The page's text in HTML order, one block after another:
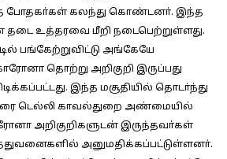
போதகா்கள் கலந்து கொண்டனா். இந்த
தடை உத்தரவை மீறி நடைபெற்றுள்ளது.
பங்கேற்றுவிட்டு அங்கேயே
தொற்று அறிகுறி இருப்பது
இந்த மசூதியில் தொடா்ந்து
டெல்லி காவல்துறை அண்மையில்
அறிகுறிகளுடன் இருந்தவா்கள்
அனுமதிக்கப்பட்டுள்ளனா்.